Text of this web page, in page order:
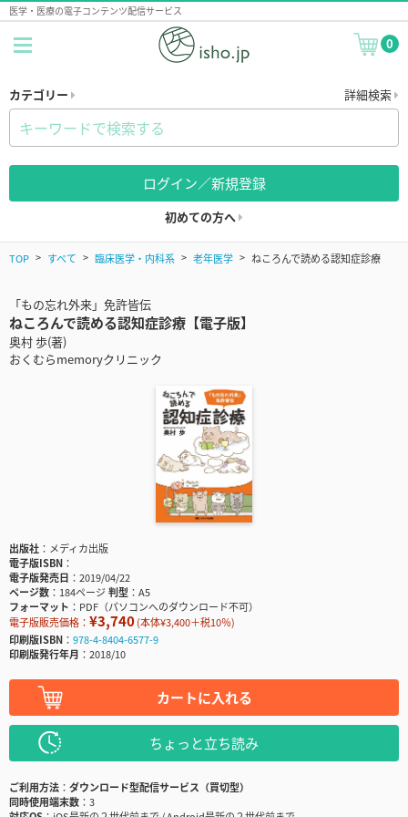
医学・医療の電子コンテンツ配信サービス
0
カテゴリー 詳細検索
ログイン／新規登録
初めての方へ
TOP すべて 臨床医学・内科系 老年医学 ねころんで読める認知症診療
「もの忘れ外来」免許皆伝
ねころんで読める認知症診療【電子版】
奥村 歩(著)
おくむらmemoryクリニック
出版社
メディカ出版
電子版ISBN
電子版発売日
2019/04/22
ページ数
184ページ判型
A5
フォーマット
PDF（パソコンへのダウンロード不可）
電子版販売価格： ¥3,740(本体¥3,400＋税10％)
印刷版ISBN
978-4-8404-6577-9
印刷版発行年月
2018/10
カートに入れる
ちょっと立ち読み
ご利用方法
ダウンロード型配信サービス（買切型）
同時使用端末数
3